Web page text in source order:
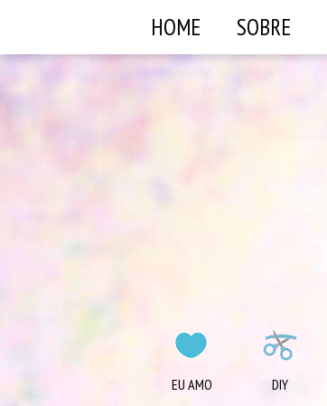
HOME SOBRE
EU AMO DIY